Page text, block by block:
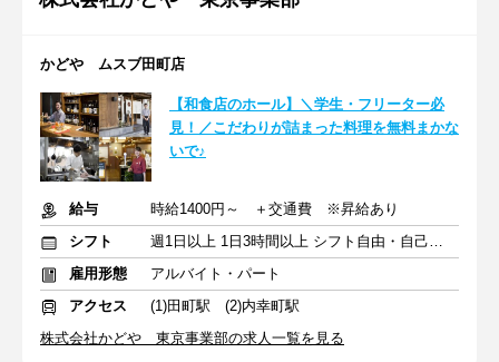
かどや ムスブ田町店
【和食店のホール】＼学生・フリーター必
見！／こだわりが詰まった料理を無料まかな
いで♪
給与
時給1400円～ ＋交通費 ※昇給あり
シフト
週1日以上 1日3時間以上 シフト自由・自己申告
雇用形態
アルバイト・パート
アクセス
(1)田町駅 (2)内幸町駅
株式会社かどや 東京事業部の求人一覧を見る